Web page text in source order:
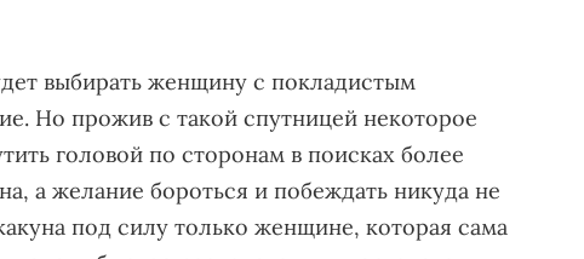
выбирать женщину с покладистым
Но прожив с такой спутницей некоторое
головой по сторонам в поисках более
а желание бороться и побеждать никуда не
под силу только женщине, которая сама